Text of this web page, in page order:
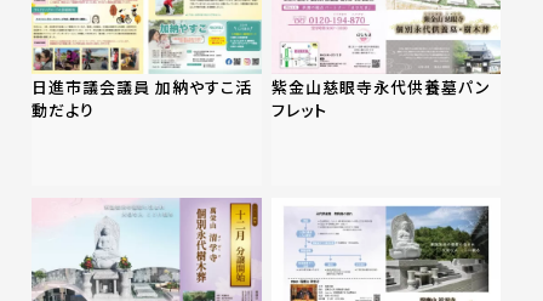
日進市議会議員 加納やすこ活
動だより
紫金山慈眼寺永代供養墓パン
フレット